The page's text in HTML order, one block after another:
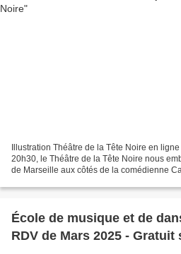
Illustration Théâtre de la Tête Noire en
20h30, le Théâtre de la Tête Noire nous
de Marseille aux côtés de la comédienne
École de musique et de
RDV de Mars